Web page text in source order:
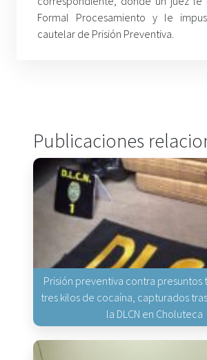
Formal Procesamiento y le
cautelar de Prisión Preventiva.
Publicaciones
Prisión preventiva contra presuntos
tres kilos de cocaína, capturados
la DLCN en Choluteca